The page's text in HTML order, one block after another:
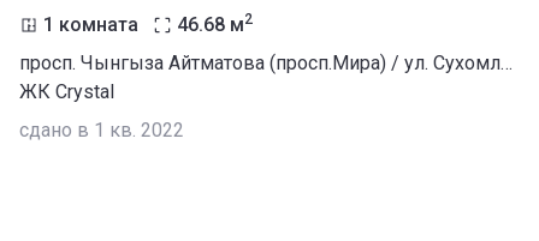
1 комната 46.68 м2
просп. Чынгыза Айтматова (просп.Мира) / ул. Сухомлинова
ЖК Crystal
сдано в 1 кв. 2022